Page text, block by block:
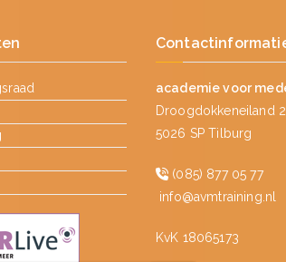
academie voor
Droogdokkeneiland
5026 SP Tilburg
(085) 877 05 77
info@avmtraining.nl
KvK 18065173